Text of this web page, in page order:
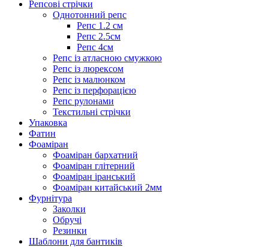
Репсові стрічки
Однотонний репс
Репс 1.2 см
Репс 2.5см
Репс 4см
Репс із атласною смужкою
Репс із люрексом
Репс із малюнком
Репс із перфорацією
Репс рулонами
Текстильні стрічки
Упаковка
Фатин
Фоаміран
Фоаміран бархатний
Фоаміран глітерний
Фоаміран іранський
Фоаміран китайський 2мм
Фурнітура
Заколки
Обручі
Резинки
Шаблони для бантиків